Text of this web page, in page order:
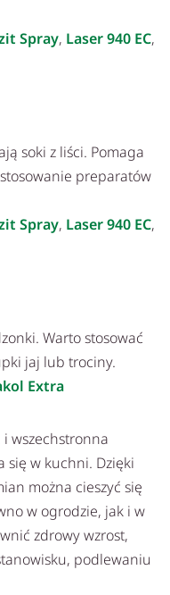
Spray, Laser 940 EC,
soki z liści. Pomaga
preparatów
Spray, Laser 940 EC,
Warto stosować
jaj lub trociny.
Extra
wszechstronna
się w kuchni. Dzięki
można cieszyć się
w ogrodzie, jak i w
zdrowy wzrost,
podlewaniu